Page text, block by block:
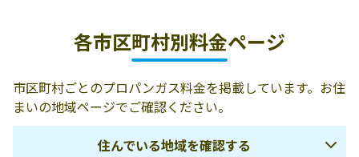
各市区町村別料金ページ
市区町村ごとのプロパンガス料金を掲載しています。お住
まいの地域ページでご確認ください。
住んでいる地域を確認する